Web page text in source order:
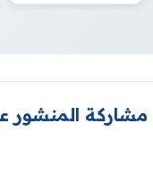
مشاركة المنشور